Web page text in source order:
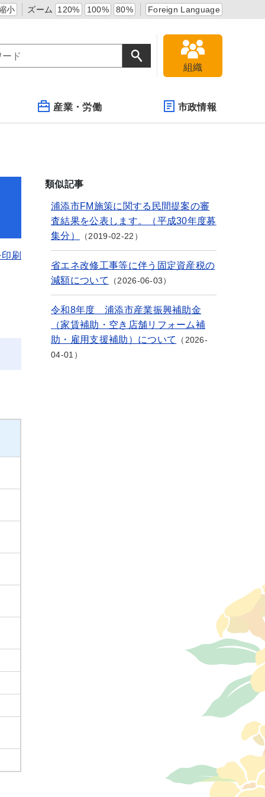
小 ズーム 120% 100% 80% Foreign Language
組織
産業・労働 市政情報
刷
類似記事
浦添市FM施策に関する民間提案の審
査結果を公表します。（平成30年度募
集分）
2019-02-22
省エネ改修工事等に伴う固定資産税の
減額について
2026-06-03
令和8年度 浦添市産業振興補助金
（家賃補助・空き店舗リフォーム補
助・雇用支援補助）について
2026-
04-01